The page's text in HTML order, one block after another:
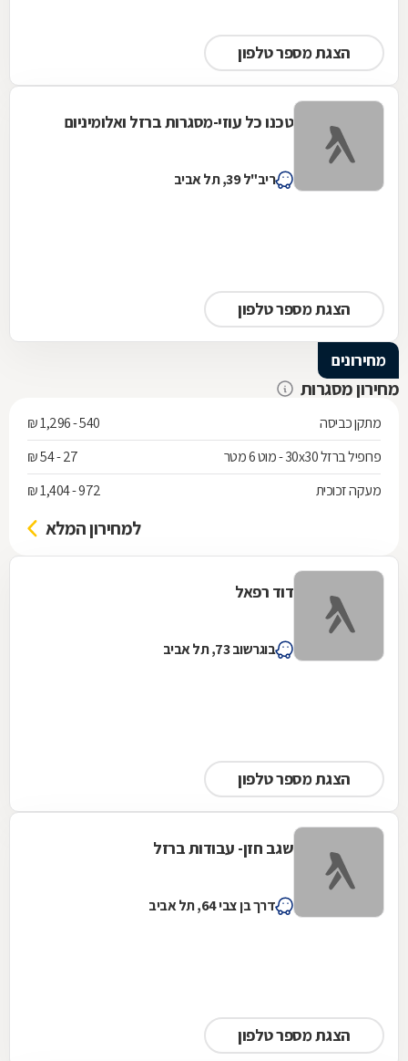
הצגת מספר טלפון
טכנו כל עוזי-מסגרות ברזל ואלומיניום
ריב"ל 39, תל אביב
הצגת מספר טלפון
מחירונים
מחירון מסגרות
מתקן כביסה
540 - 1,296 ₪
פרופיל ברזל 30x30 - מוט 6 מטר
27 - 54 ₪
מעקה זכוכית
972 - 1,404 ₪
למחירון המלא
דוד רפאל
בוגרשוב 73, תל אביב
הצגת מספר טלפון
שגב חזן- עבודות ברזל
דרך בן צבי 64, תל אביב
הצגת מספר טלפון